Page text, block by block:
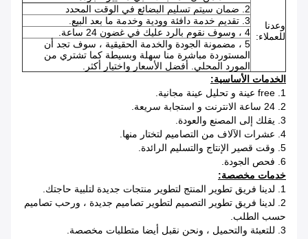
وعدنا
للعملاء:
2. ضمان سيتم تسليم البضائع في الوقت المحدد
3. تقديم خدمة دافئة وودية وخدمة ما بعد البيع.
4 ، وسوف نقوم بالرد عليك في غضون 24 ساعة.
5 ، مضمونة الجودة والخدمة الحقيقية ، سوف تجد أن
المستوردة مباشرة منا سهلة وبسيطة كما تشتري من
المورد المحلي. أفضل الأسعار واختيار أكثر.
الخدمات الأساسية:
1. free عينة و تحليل عينة مجانية.
2. 24 ساعة الانترنت و استجابة سريعة.
3. يقلك إلى المصنع والعودة.
4. عشرات الآلاف من التصاميم لتختار منها.
5. وقت قصير الإنتاج والتسليم الرائدة.
6. فحص الجودة.
خدمات مخصصة:
1. لدينا فريق تطوير المنتج لتطوير منتجات جديدة لتلبية حاجتك.
2. لدينا فريق تطوير التصميم لتطوير تصاميم جديدة ، ورحب تصاميم
حسب الطلب.
3. للتعبئة والتحميل ، ونحن نقبل أيضا متطلبات مخصصة.